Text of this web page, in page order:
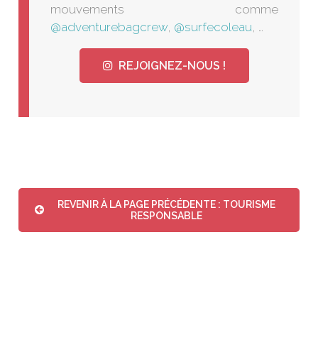
mouvements comme
@adventurebagcrew, @surfecoleau, …
REJOIGNEZ-NOUS !
REVENIR À LA PAGE PRÉCÉDENTE : TOURISME
RESPONSABLE